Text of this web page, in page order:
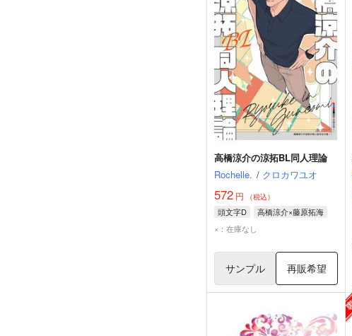
高橋涼介の涼拓BL同人理論
Rochelle. / クロカワユオ
572 円 （税込）
頭文字D
高橋涼介×藤原拓海
×：在庫なし
サンプル 再販希望